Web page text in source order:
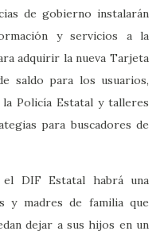
de gobierno instalarán
y servicios a la
adquirir la nueva Tarjeta
saldo para los usuarios,
Policía Estatal y talleres
para buscadores de
el DIF Estatal habrá una
y madres de familia que
dejar a sus hijos en un